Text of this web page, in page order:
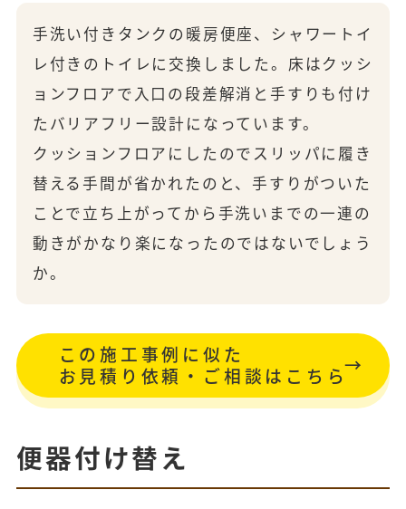
手洗い付きタンクの暖房便座、シャワートイ
レ付きのトイレに交換しました。床はクッシ
ョンフロアで入口の段差解消と手すりも付け
たバリアフリー設計になっています。
クッションフロアにしたのでスリッパに履き
替える手間が省かれたのと、手すりがついた
ことで立ち上がってから手洗いまでの一連の
動きがかなり楽になったのではないでしょう
か。
この施工事例に似た
お見積り依頼・ご相談はこちら
便器付け替え